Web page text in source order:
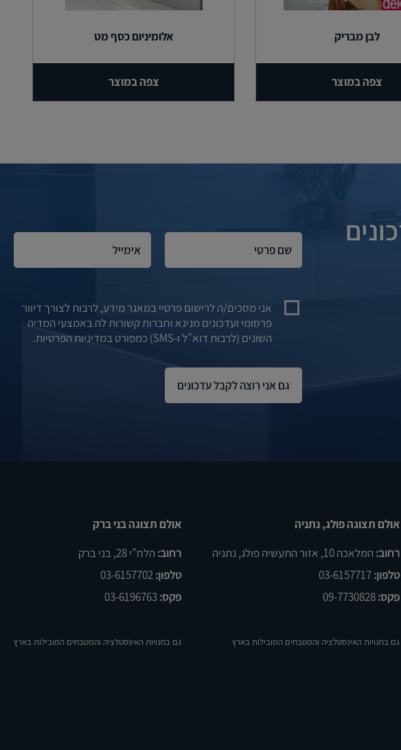
לבן מבריק
צפה במוצר
אלומיניום כסף מט
צפה במוצר
אני מסכים/ה לרישום פרטיי במאגר מידע, לרבות לצורך דיוור
פרסומי ועדכונים מניגא וחברות קשורות לה באמצעי המדיה
השונים (לרבות דוא"ל ו-SMS) כמפורט במדיניות הפרטיות.
אולם תצוגה פולג, נתניה
רחוב: המלאכה 10, אזור התעשיה פולג, נתניה
טלפון:03-6157717
פקס:
גם בחנויות האינסטלציה והמטבחים המובילות בארץ
אולם תצוגה בני ברק
רחוב: הלח”י 28, בני ברק
טלפון:03-6157702
פקס:
גם בחנויות האינסטלציה והמטבחים המובילות בארץ